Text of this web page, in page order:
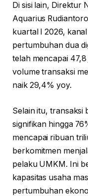
Di sisi lain, Direktur
Aquarius
kuartal I 2026,
pertumbuhan dua
telah mencapai
volume transaksi
naik 29,4% yoy.
Selain itu, transaksi
signifikan hingga
mencapai ribuan
berkomitmen
pelaku UMKM. Ini
kapasitas usaha
pertumbuhan